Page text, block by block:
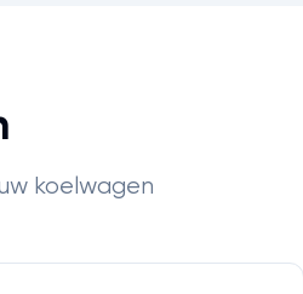
koelwagen